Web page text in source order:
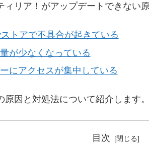
ィリア！がアップデートできない
トアで不具合が起きている
が少なくなっている
にアクセスが集中している
因と対処法について紹介します。
目次